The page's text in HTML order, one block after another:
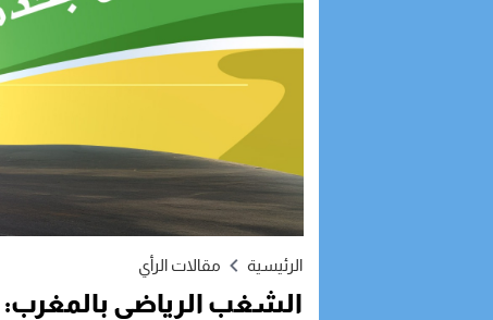
الرئيسية مقالات الرأي
الشغب الرياضي بالمغرب: